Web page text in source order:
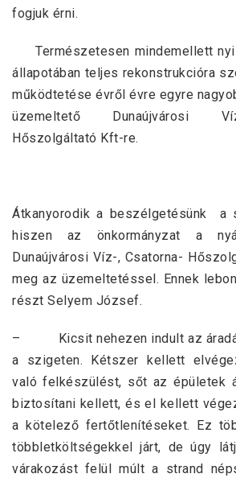
fogjuk érni.
Természetesen mindemellett
állapotában teljes rekonstrukcióra
működtetése évről évre egyre
üzemeltető Dunaújvárosi
Hőszolgáltató Kft-re.
Átkanyorodik a beszélgetésünk a
hiszen az önkormányzat a
Dunaújvárosi Víz-, Csatorna-
meg az üzemeltetéssel. Ennek
részt Selyem József.
– Kicsit nehezen indult az
a szigeten. Kétszer kellett
való felkészülést, sőt az épületek
biztosítani kellett, és el kellett
a kötelező fertőtlenítéseket. Ez
többletköltségekkel járt, de úgy
várakozást felül múlt a strand